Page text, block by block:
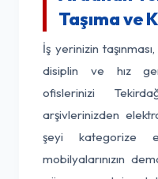
Taşıma ve
İş yerinizin
disiplin ve hız
ofislerinizi
arşivlerinizden
şeyi kategorize
mobilyalarınızın